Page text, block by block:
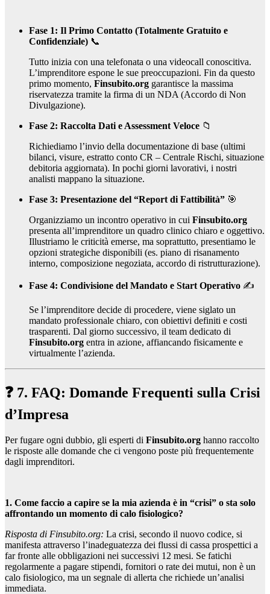
Fase 1: Il Primo Contatto (Totalmente Gratuito e
Confidenziale) 📞
Tutto inizia con una telefonata o una videocall conoscitiva.
L’imprenditore espone le sue preoccupazioni. Fin da questo
primo momento, Finsubito.org garantisce la massima
riservatezza tramite la firma di un NDA (Accordo di Non
Divulgazione).
Fase 2: Raccolta Dati e Assessment Veloce 📁
Richiediamo l’invio della documentazione di base (ultimi
bilanci, visure, estratto conto CR – Centrale Rischi, situazione
debitoria aggiornata). In pochi giorni lavorativi, i nostri
analisti mappano la situazione.
Fase 3: Presentazione del “Report di Fattibilità” 🎯
Organizziamo un incontro operativo in cui Finsubito.org
presenta all’imprenditore un quadro clinico chiaro e oggettivo.
Illustriamo le criticità emerse, ma soprattutto, presentiamo le
opzioni strategiche disponibili (es. piano di risanamento
interno, composizione negoziata, accordo di ristrutturazione).
Fase 4: Condivisione del Mandato e Start Operativo ✍️
Se l’imprenditore decide di procedere, viene siglato un
mandato professionale chiaro, con obiettivi definiti e costi
trasparenti. Dal giorno successivo, il team dedicato di
Finsubito.org entra in azione, affiancando fisicamente e
virtualmente l’azienda.
❓ 7. FAQ: Domande Frequenti sulla Crisi
d’Impresa
Per fugare ogni dubbio, gli esperti di Finsubito.org hanno raccolto
le risposte alle domande che ci vengono poste più frequentemente
dagli imprenditori.
1. Come faccio a capire se la mia azienda è in “crisi” o sta solo
affrontando un momento di calo fisiologico?
Risposta di Finsubito.org: La crisi, secondo il nuovo codice, si
manifesta attraverso l’inadeguatezza dei flussi di cassa prospettici a
far fronte alle obbligazioni nei successivi 12 mesi. Se fatichi
regolarmente a pagare stipendi, fornitori o rate dei mutui, non è un
calo fisiologico, ma un segnale di allerta che richiede un’analisi
immediata.